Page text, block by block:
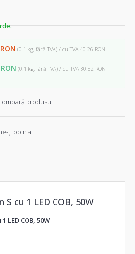
(0.1 kg, fără TVA) / cu TVA 40.26 RON
(0.1 kg, fără TVA) / cu TVA 30.82 RON
produsul
ţi opinia
cu 1 LED COB, 50W
LED COB, 50W